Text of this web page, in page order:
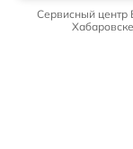
Сервисный центр
Хабаровске